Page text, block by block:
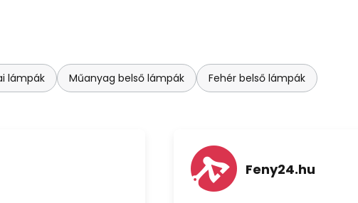
lámpák Műanyag belső lámpák Fehér belső lámpák
Feny24.hu